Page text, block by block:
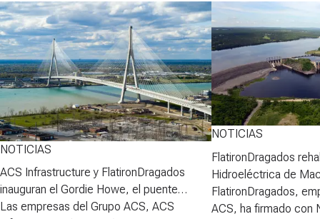
NOTICIAS
ACS Infrastructure y FlatironDragados
inauguran el Gordie Howe, el puente
atirantado más largo de Norteamérica
Las empresas del Grupo ACS, ACS
NOTICIAS
FlatironDragados
Hidroeléctrica de
FlatironDragados,
ACS, ha firmado con